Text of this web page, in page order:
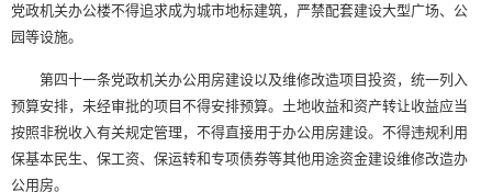
党政机关办公楼不得追求成为城市地标建筑，严禁配套建设大型广场、公
园等设施。
第四十一条党政机关办公用房建设以及维修改造项目投资，统一列入
预算安排，未经审批的项目不得安排预算。土地收益和资产转让收益应当
按照非税收入有关规定管理，不得直接用于办公用房建设。不得违规利用
保基本民生、保工资、保运转和专项债券等其他用途资金建设维修改造办
公用房。